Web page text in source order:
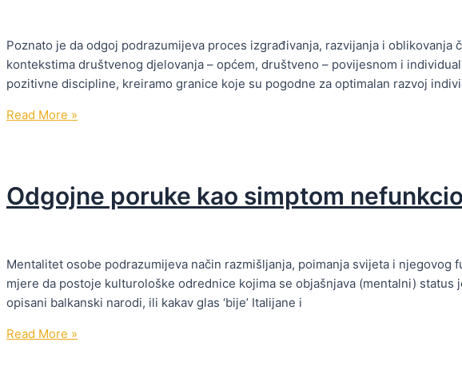
obavljanje
namaza
u
u
Poznato je da odgoj podrazumijeva proces izgrađivanja, razvijanja i
kontekstima društvenog djelovanja – općem, društveno – povijesnom i
pozitivne discipline, kreiramo granice koje su pogodne za optimalan razvoj
Uloga
kreiranju
odgojnih
Read More »
Odgojne poruke kao simptom
Mentalitet osobe podrazumijeva način razmišljanja, poimanja svijeta i
mjere da postoje kulturološke odrednice kojima se objašnjava (mentalni) status
opisani balkanski narodi, ili kakav glas ‘bije’ Italijane i
Odgojne
Read More »